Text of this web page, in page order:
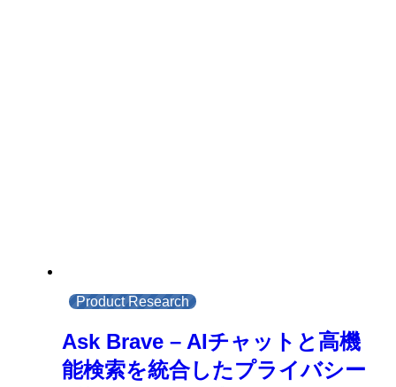
Product Research
Ask Brave – AIチャットと高機
能検索を統合したプライバシー